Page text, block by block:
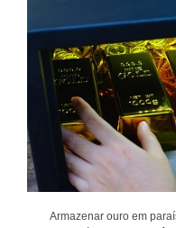
Armazenar ouro em